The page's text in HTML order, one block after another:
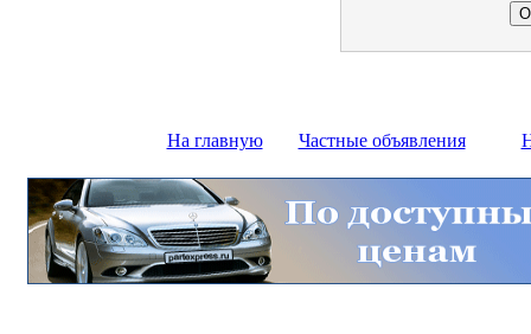
На главную Частные объявления